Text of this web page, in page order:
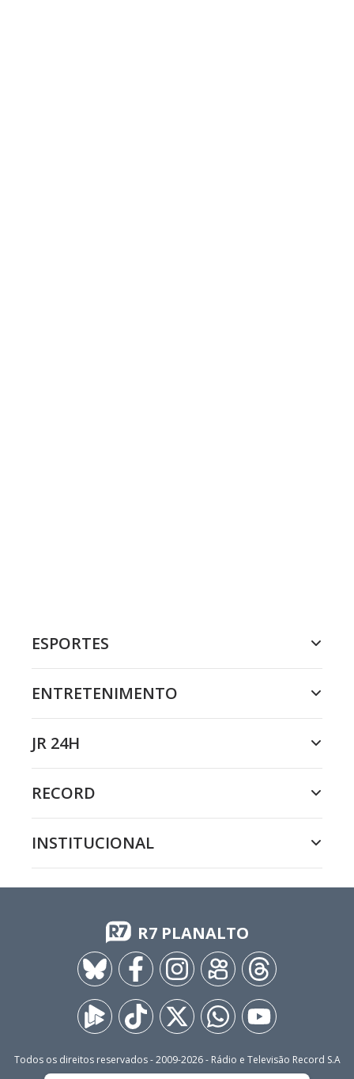
ESPORTES
ENTRETENIMENTO
JR 24H
RECORD
INSTITUCIONAL
R7 PLANALTO
Todos os direitos reservados - 2009-2026- Rádio e Televisão Record S.A